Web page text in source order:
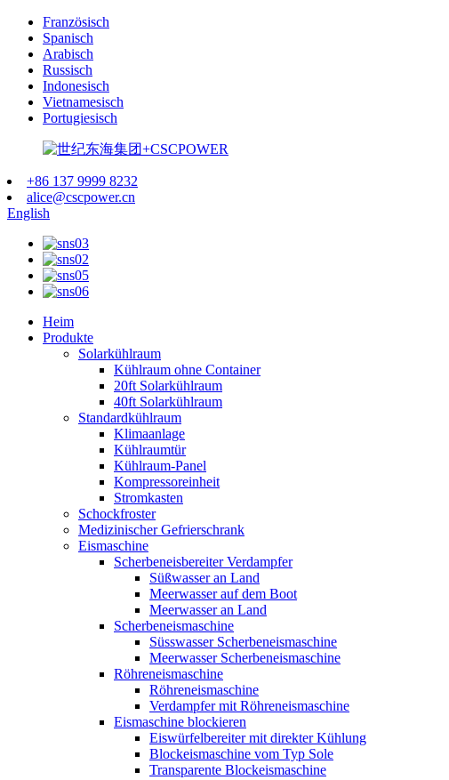
Französisch
Spanisch
Arabisch
Russisch
Indonesisch
Vietnamesisch
Portugiesisch
+86 137 9999 8232
alice@cscpower.cn
English
Heim
Produkte
Solarkühlraum
Kühlraum ohne Container
20ft Solarkühlraum
40ft Solarkühlraum
Standardkühlraum
Klimaanlage
Kühlraumtür
Kühlraum-Panel
Kompressoreinheit
Stromkasten
Schockfroster
Medizinischer Gefrierschrank
Eismaschine
Scherbeneisbereiter Verdampfer
Süßwasser an Land
Meerwasser auf dem Boot
Meerwasser an Land
Scherbeneismaschine
Süsswasser Scherbeneismaschine
Meerwasser Scherbeneismaschine
Röhreneismaschine
Röhreneismaschine
Verdampfer mit Röhreneismaschine
Eismaschine blockieren
Eiswürfelbereiter mit direkter Kühlung
Blockeismaschine vom Typ Sole
Transparente Blockeismaschine